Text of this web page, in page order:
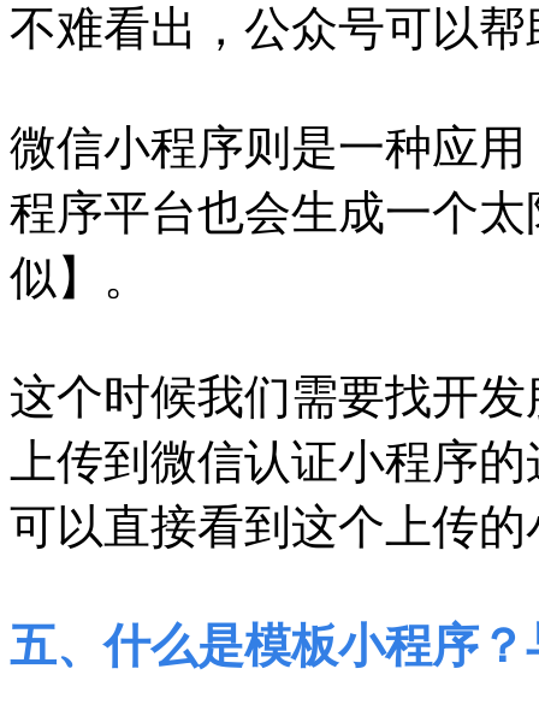
不难看出，公众号可以
微信小程序则是一种应
程序平台也会生成一个
似】。
这个时候我们需要找开
上传到微信认证小程序
可以直接看到这个上传
五、什么是模板小程序